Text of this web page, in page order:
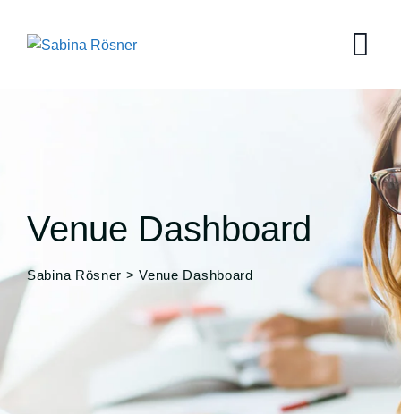
content
Venue Dashboard
Sabina Rösner >Venue Dashboard